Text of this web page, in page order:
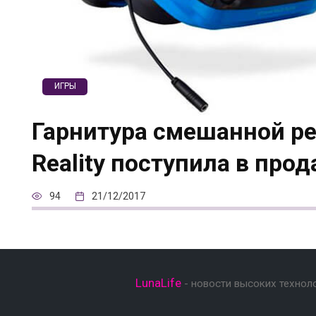
ИГРЫ
Гарнитура смешанной
Reality поступила в
94 21/12/2017
LunaLife- новости высоких